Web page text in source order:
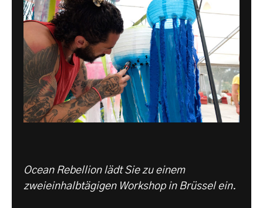
Ocean Rebellion lädt Sie zu einem
zweieinhalbtägigen Workshop in Brüssel ein.